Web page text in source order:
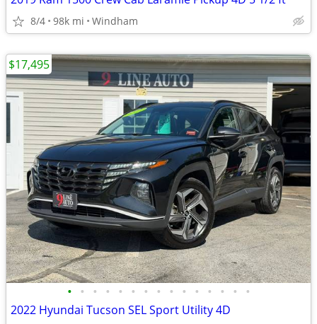
8/4 98k mi Windham
• • • • • • • • • • • • • • •
2022 Hyundai Tucson SEL Sport Utility 4D
$17,495